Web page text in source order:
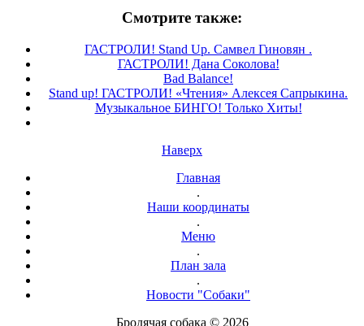
Смотрите также:
ГАСТРОЛИ! Stand Up. Самвел Гиновян .
ГАСТРОЛИ! Дана Соколова!
Bad Balance!
Stand up! ГАСТРОЛИ! «Чтения» Алексея Сапрыкина.
Музыкальное БИНГО! Только Хиты!
Наверх
Главная
.
Наши координаты
.
Меню
.
План зала
.
Новости "Собаки"
Бродячая собака © 2026